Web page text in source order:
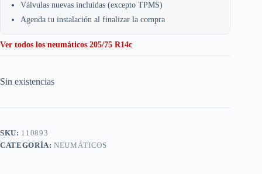
Válvulas nuevas incluidas (excepto TPMS)
Agenda tu instalación al finalizar la compra
Ver todos los neumáticos 205/75 R14c
Sin existencias
SKU: 110893
CATEGORÍA:NEUMÁTICOS